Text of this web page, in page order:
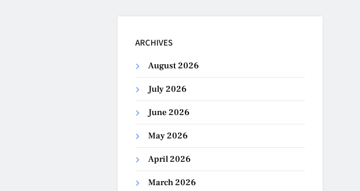
ARCHIVES
August 2026
July 2026
June 2026
May 2026
April 2026
March 2026